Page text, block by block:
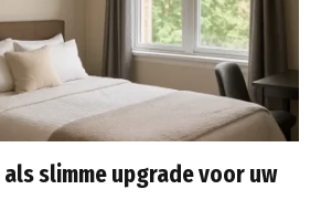
slimme upgrade voor uw